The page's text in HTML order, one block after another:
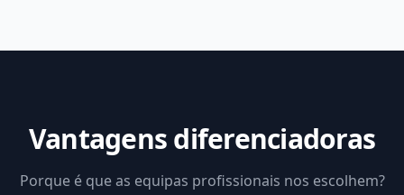
Vantagens diferenciadoras
Porque é que as equipas profissionais nos escolhem?